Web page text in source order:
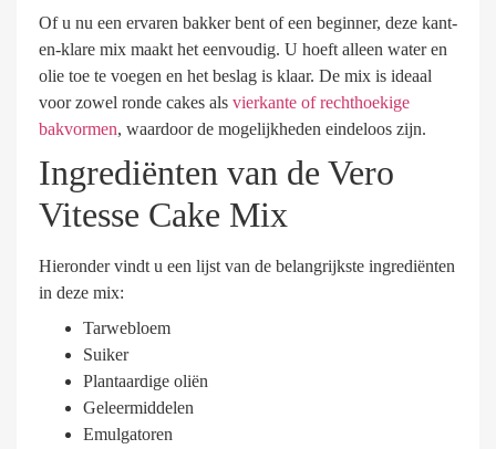
Of u nu een ervaren bakker bent of een beginner, deze kant-
en-klare mix maakt het eenvoudig. U hoeft alleen water en
olie toe te voegen en het beslag is klaar. De mix is ideaal
voor zowel ronde cakes als vierkante of rechthoekige
bakvormen, waardoor de mogelijkheden eindeloos zijn.
Ingrediënten van de Vero
Vitesse Cake Mix
Hieronder vindt u een lijst van de belangrijkste ingrediënten
in deze mix:
Tarwebloem
Suiker
Plantaardige oliën
Geleermiddelen
Emulgatoren